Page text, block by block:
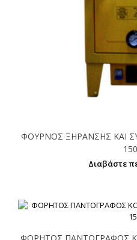
ΦΟΥΡΝΟΣ ΞΗΡΑΝΣΗΣ ΚΑΙ
Διαβάστε